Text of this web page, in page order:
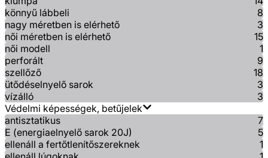
könnyű lábbeli
8
nagy méretben is elérhető
3
női méretben is elérhető
15
női modell
1
perforált
9
szellőző
18
ütődéselnyelő sarok
3
vízálló
3
Védelmi képességek, betűjelek
antisztatikus
7
E (energiaelnyelő sarok 20J)
5
ellenáll a fertőtlenítőszereknek
1